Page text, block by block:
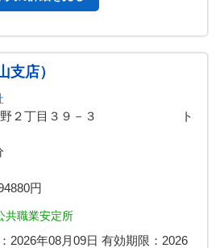
支店）
長田野２丁目３９－３ ト
円
共職業安定所
2026年08月09日 有効期限： 2026